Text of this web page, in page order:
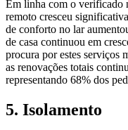
Em linha com o verificado
remoto cresceu
de conforto no lar
de casa continuou em
procura por estes serviços
as renovações totais
representando 68% dos
5. Isolamento